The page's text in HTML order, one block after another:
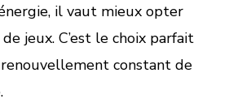
il vaut mieux opter
jeux. C’est le choix parfait
constant de